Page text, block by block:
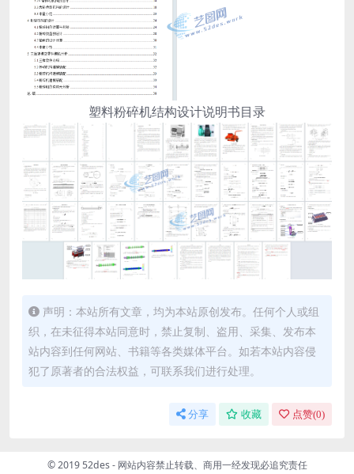
塑料粉碎机结构设计说明书目录
声明：本站所有文章，均为本站原创发布。任何个人或组
织，在未征得本站同意时，禁止复制、盗用、采集、发布本
站内容到任何网站、书籍等各类媒体平台。如若本站内容侵
犯了原著者的合法权益，可联系我们进行处理。
分享 收藏 点赞(0)
© 2019 52des - 网站内容禁止转载、商用一经发现必追究责任